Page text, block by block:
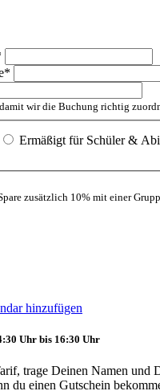
*
wir die Buchung richtig
Ermäßigt für Schüler &
zusätzlich 10% mit einer
hinzufügen
Uhr bis 16:30 Uhr
trage Deinen Namen und
du einen Gutschein